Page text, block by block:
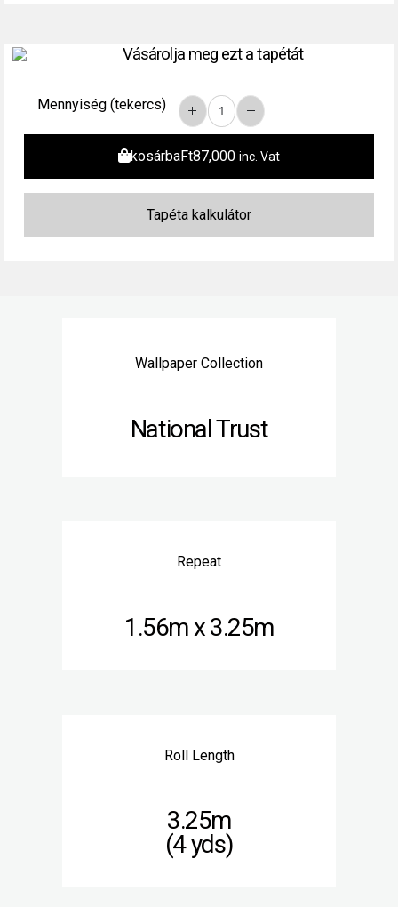
Vásárolja meg ezt a tapétát
Mennyiség (tekercs)
kosárbaFt87,000 inc. Vat
Wallpaper Collection
National Trust
Repeat
1.56m x 3.25m
Roll Length
3.25m
(4 yds)